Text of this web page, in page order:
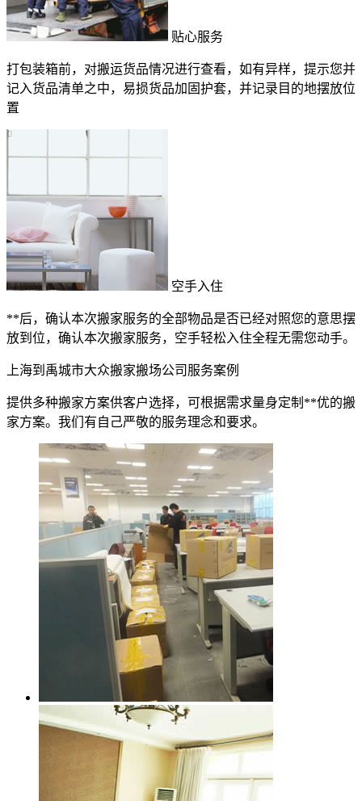
贴心服务
打包装箱前，对搬运货品情况进行查看，如有异样，提示您并
记入货品清单之中，易损货品加固护套，并记录目的地摆放位
置
空手入住
**后，确认本次搬家服务的全部物品是否已经对照您的意思摆
放到位，确认本次搬家服务，空手轻松入住全程无需您动手。
上海到禹城市大众搬家搬场公司服务案例
提供多种搬家方案供客户选择，可根据需求量身定制**优的搬
家方案。我们有自己严敬的服务理念和要求。